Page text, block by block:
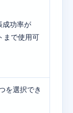
成功率が
まで使用可
を選択でき